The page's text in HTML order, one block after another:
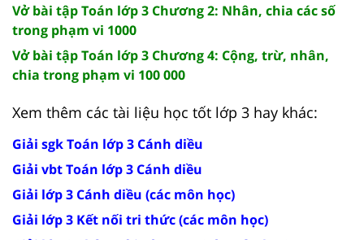
Vở bài tập Toán lớp 3 Chương 2: Nhân, chia các số
trong phạm vi 1000
Vở bài tập Toán lớp 3 Chương 4: Cộng, trừ, nhân,
chia trong phạm vi 100 000
Xem thêm các tài liệu học tốt lớp 3 hay khác:
Giải sgk Toán lớp 3 Cánh diều
Giải vbt Toán lớp 3 Cánh diều
Giải lớp 3 Cánh diều (các môn học)
Giải lớp 3 Kết nối tri thức (các môn học)